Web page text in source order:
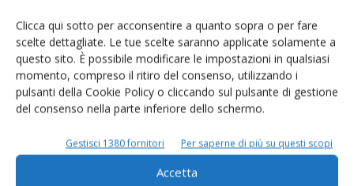
Clicca qui sotto per acconsentire a quanto sopra o per fare
scelte dettagliate. Le tue scelte saranno applicate solamente a
questo sito. È possibile modificare le impostazioni in qualsiasi
momento, compreso il ritiro del consenso, utilizzando i
pulsanti della Cookie Policy o cliccando sul pulsante di gestione
del consenso nella parte inferiore dello schermo.
Gestisci 1380 fornitori Per saperne di più su questi scopi
Accetta
Rimani aggiornato sul mondo
dell’agricoltura